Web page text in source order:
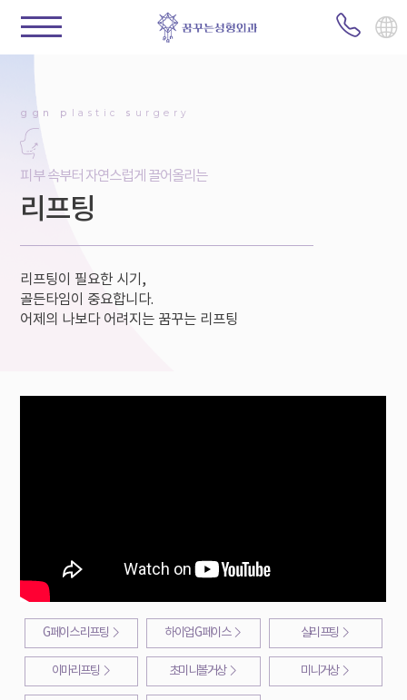
ggn p lastic s urgery
피부 속부터 자연스럽게 끌어올리는
리프팅
리프팅이 필요한 시기,
골든타임이 중요합니다.
어제의 나보다 어려지는 꿈꾸는 리프팅
G페이스 리프팅 하이업 G페이스 실리프팅
이마리프팅 초미니볼거상 미니거상